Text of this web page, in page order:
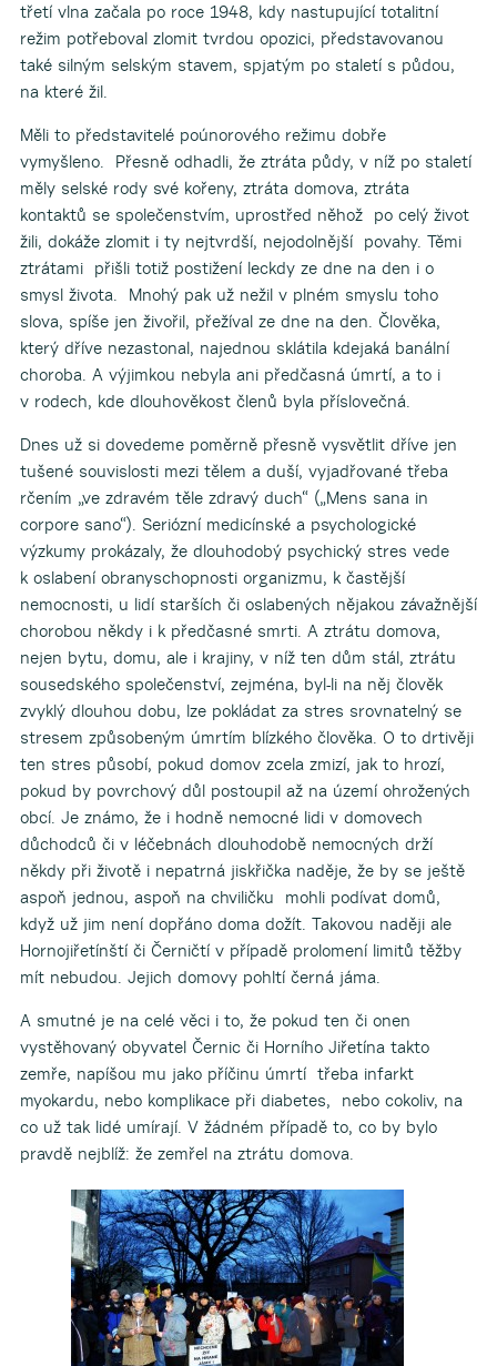
třetí vlna začala po roce 1948, kdy nastupující totalitní
režim potřeboval zlomit tvrdou opozici, představovanou
také silným selským stavem, spjatým po staletí s půdou,
na které žil.
Měli to představitelé poúnorového režimu dobře
vymyšleno. Přesně odhadli, že ztráta půdy, v níž po staletí
měly selské rody své kořeny, ztráta domova, ztráta
kontaktů se společenstvím, uprostřed něhož po celý život
žili, dokáže zlomit i ty nejtvrdší, nejodolnější povahy. Těmi
ztrátami přišli totiž postižení leckdy ze dne na den i o
smysl života. Mnohý pak už nežil v plném smyslu toho
slova, spíše jen živořil, přežíval ze dne na den. Člověka,
který dříve nezastonal, najednou sklátila kdejaká banální
choroba. A výjimkou nebyla ani předčasná úmrtí, a to i
v rodech, kde dlouhověkost členů byla příslovečná.
Dnes už si dovedeme poměrně přesně vysvětlit dříve jen
tušené souvislosti mezi tělem a duší, vyjadřované třeba
rčením „ve zdravém těle zdravý duch“ („Mens sana in
corpore sano“). Seriózní medicínské a psychologické
výzkumy prokázaly, že dlouhodobý psychický stres vede
k oslabení obranyschopnosti organizmu, k častější
nemocnosti, u lidí starších či oslabených nějakou závažnější
chorobou někdy i k předčasné smrti. A ztrátu domova,
nejen bytu, domu, ale i krajiny, v níž ten dům stál, ztrátu
sousedského společenství, zejména, byl-li na něj člověk
zvyklý dlouhou dobu, lze pokládat za stres srovnatelný se
stresem způsobeným úmrtím blízkého člověka. O to drtivěji
ten stres působí, pokud domov zcela zmizí, jak to hrozí,
pokud by povrchový důl postoupil až na území ohrožených
obcí. Je známo, že i hodně nemocné lidi v domovech
důchodců či v léčebnách dlouhodobě nemocných drží
někdy při životě i nepatrná jiskřička naděje, že by se ještě
aspoň jednou, aspoň na chviličku mohli podívat domů,
když už jim není dopřáno doma dožít. Takovou naději ale
Hornojiřetínští či Černičtí v případě prolomení limitů těžby
mít nebudou. Jejich domovy pohltí černá jáma.
A smutné je na celé věci i to, že pokud ten či onen
vystěhovaný obyvatel Černic či Horního Jiřetína takto
zemře, napíšou mu jako příčinu úmrtí třeba infarkt
myokardu, nebo komplikace při diabetes, nebo cokoliv, na
co už tak lidé umírají. V žádném případě to, co by bylo
pravdě nejblíž: že zemřel na ztrátu domova.